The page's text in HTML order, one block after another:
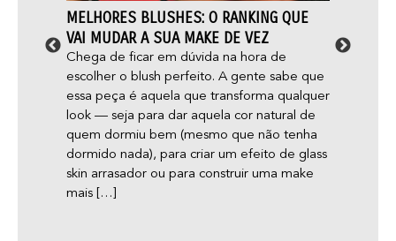
MELHORES BLUSHES: O RANKING QUE
VAI MUDAR A SUA MAKE DE VEZ
Chega de ficar em dúvida na hora de
escolher o blush perfeito. A gente sabe que
essa peça é aquela que transforma qualquer
look — seja para dar aquela cor natural de
quem dormiu bem (mesmo que não tenha
dormido nada), para criar um efeito de glass
skin arrasador ou para construir uma make
mais […]